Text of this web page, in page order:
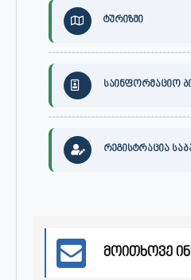
ტურიზმი
საინფორმაციო
რეგისტრაცია
მოითხოვე